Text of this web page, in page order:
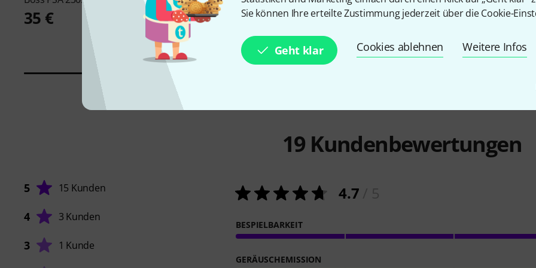
Sie können Ihre erteilte Zustimmung jederzeit über die Cookie-
Geht klar Cookies ablehnen Weitere Infos
35 € 269 €
-21%
Round
69 €
19 Kundenbewertungen
5 15 Kunden
4 3 Kunden
3 1 Kunde
4.7
BESPIELBARKEIT
GERÄUSCHEMISSION